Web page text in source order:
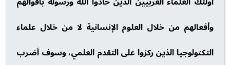
وأفعالهم من خلال العلوم الإنسانية لا من خلال علماء
التكنولوجيا الذين ركزوا على التقدم العلمي، وسوف أضرب